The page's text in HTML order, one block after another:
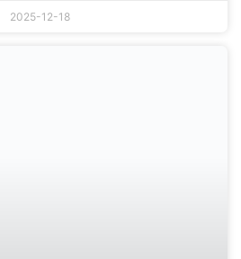
2025-12-18